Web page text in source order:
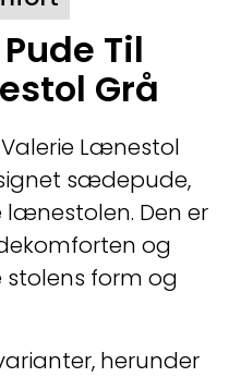
Til
Grå
Valerie Lænestol
sædepude,
lænestolen. Den er
og
form og
herunder